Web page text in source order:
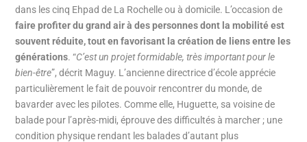
dans les cinq Ehpad de La Rochelle ou à domicile. L’occasion de
faire profiter du grand air à des personnes dont la mobilité est
souvent réduite, tout en favorisant la création de liens entre les
générations. “C’est un projet formidable, très important pour le
bien-être”, décrit Maguy. L’ancienne directrice d’école apprécie
particulièrement le fait de pouvoir rencontrer du monde, de
bavarder avec les pilotes. Comme elle, Huguette, sa voisine de
balade pour l’après-midi, éprouve des difficultés à marcher ; une
condition physique rendant les balades d’autant plus